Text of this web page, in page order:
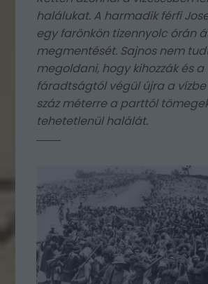
halálukat. A harmadik férfi
egy farönkön tizennyolc órán
megmentését. Sajnos nem
megoldani, hogy kihozzák és a
fáradtságtól végül újra a
száz méterre a parttól
tehetetlenül halálát.